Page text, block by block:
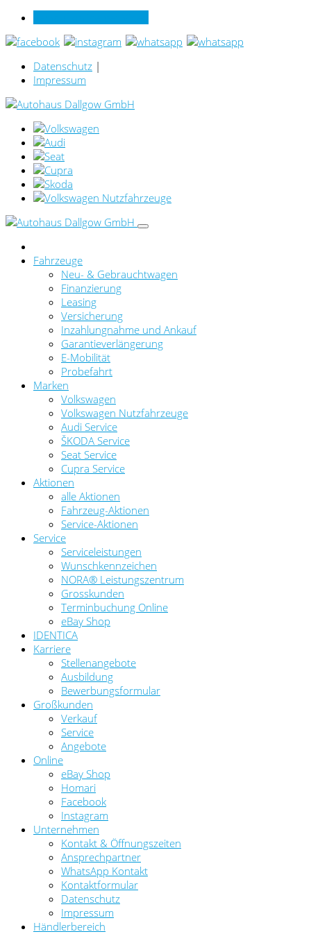
Datenschutz |
Impressum
Fahrzeuge
Neu- & Gebrauchtwagen
Finanzierung
Leasing
Versicherung
Inzahlungnahme und Ankauf
Garantieverlängerung
E-Mobilität
Probefahrt
Marken
Volkswagen
Volkswagen Nutzfahrzeuge
Audi Service
ŠKODA Service
Seat Service
Cupra Service
Aktionen
alle Aktionen
Fahrzeug-Aktionen
Service-Aktionen
Service
Serviceleistungen
Wunschkennzeichen
NORA® Leistungszentrum
Grosskunden
Terminbuchung Online
eBay Shop
IDENTICA
Karriere
Stellenangebote
Ausbildung
Bewerbungsformular
Großkunden
Verkauf
Service
Angebote
Online
eBay Shop
Homari
Facebook
Instagram
Unternehmen
Kontakt & Öffnungszeiten
Ansprechpartner
WhatsApp Kontakt
Kontaktformular
Datenschutz
Impressum
Händlerbereich